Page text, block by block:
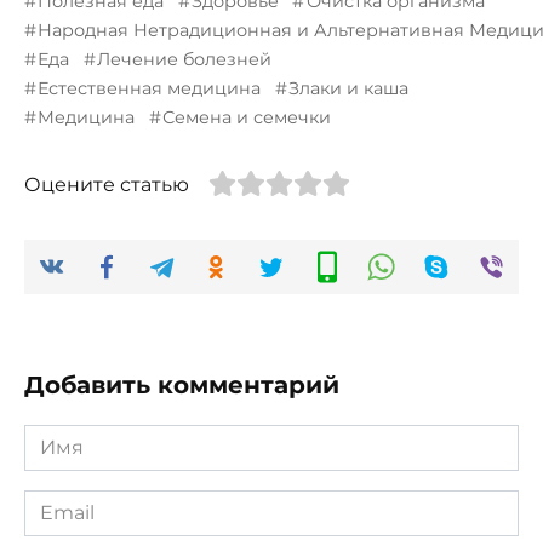
Народная Нетрадиционная и Альтернативная
Еда
Лечение болезней
Естественная медицина
Злаки и каша
Медицина
Семена и семечки
Оцените статью
Добавить комментарий
Имя
*
Email
*